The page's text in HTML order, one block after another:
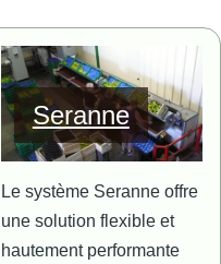
Image
Seranne
Le système Seranne offre
une solution flexible et
hautement performante